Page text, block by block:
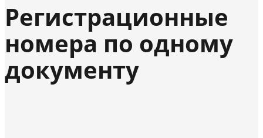
Регистрационные
номера по одному
документу